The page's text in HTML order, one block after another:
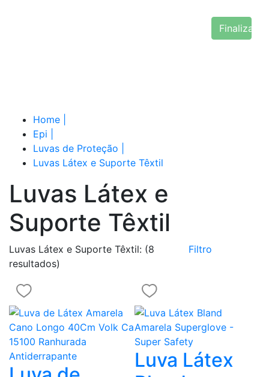
Finalizar
Home
Epi
Luvas de Proteção
Luvas Látex e Suporte Têxtil
Luvas Látex e
Suporte Têxtil
Luvas Látex e Suporte Têxtil: (8
resultados)
Filtro
Luva Látex